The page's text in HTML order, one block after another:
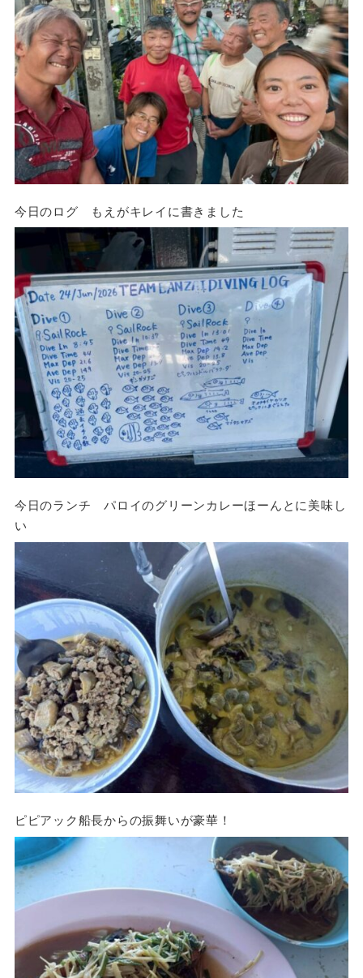
今日のログ もえがキレイに書きました
今日のランチ パロイのグリーンカレーほーんとに美味し
い
ピピアック船長からの振舞いが豪華！